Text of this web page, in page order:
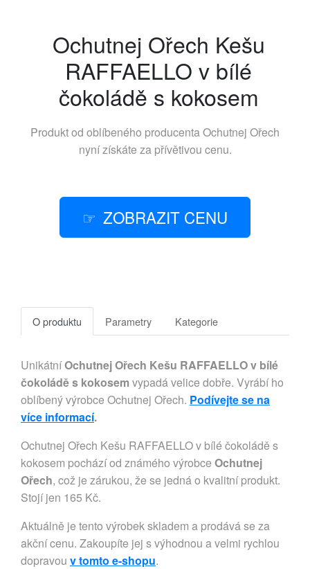
Ochutnej Ořech Kešu
RAFFAELLO v bílé
čokoládě s kokosem
Produkt od oblíbeného producentaOchutnej Ořech
nyní získáte za přívětivou cenu.
ZOBRAZIT CENU
O produktu Parametry Kategorie
UnikátníOchutnej Ořech Kešu RAFFAELLO v bílé
čokoládě s kokosem vypadá velice dobře. Vyrábí ho
oblíbený výrobce Ochutnej Ořech. Podívejte se na
více informací.
Ochutnej Ořech Kešu RAFFAELLO v bílé čokoládě s
kokosem pochází od známého výrobce Ochutnej
Ořech, což je zárukou, že se jedná o kvalitní produkt.
Stojí jen 165 Kč.
Aktuálně je tento výrobek skladem a prodává se za
akční cenu. Zakoupíte jej s výhodnou a velmi rychlou
dopravou v tomto e-shopu.